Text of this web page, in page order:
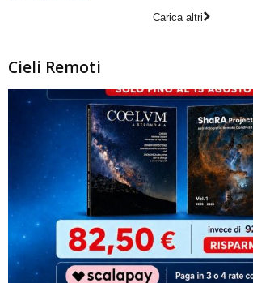
Carica altri
Cieli Remoti